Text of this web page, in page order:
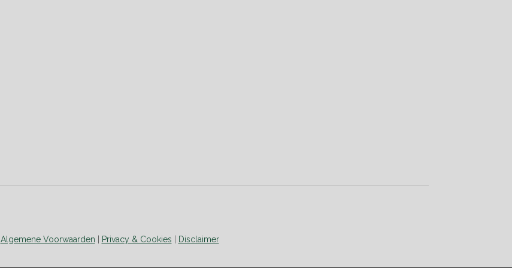
Algemene Voorwaarden | Privacy & Cookies | Disclaimer